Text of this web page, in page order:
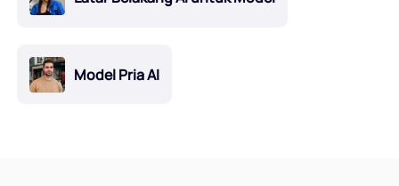
Model Pria AI